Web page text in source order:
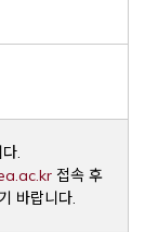
.
Opens a
접속 후
바랍니다.